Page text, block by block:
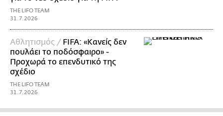
THE LIFO TEAM
31.7.2026
Αθλητισμός / FIFA: «Κανείς δεν
πουλάει το ποδόσφαιρο» -
Προχωρά το επενδυτικό της
σχέδιο
THE LIFO TEAM
31.7.2026